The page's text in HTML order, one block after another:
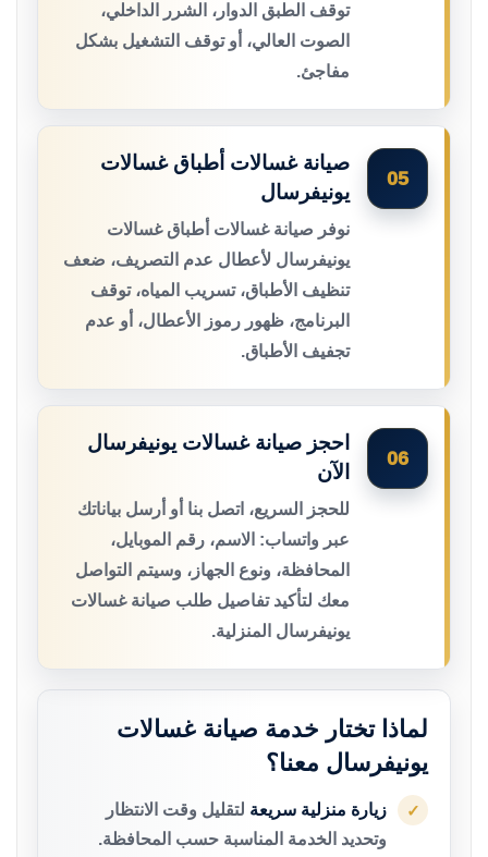
توقف الطبق الدوار، الشرر الداخلي،
الصوت العالي، أو توقف التشغيل بشكل
مفاجئ.
05
صيانة غسالات أطباق غسالات
يونيفرسال
نوفر صيانة غسالات أطباق غسالات
يونيفرسال لأعطال عدم التصريف، ضعف
تنظيف الأطباق، تسريب المياه، توقف
البرنامج، ظهور رموز الأعطال، أو عدم
تجفيف الأطباق.
06
احجز صيانة غسالات يونيفرسال
الآن
للحجز السريع، اتصل بنا أو أرسل بياناتك
عبر واتساب: الاسم، رقم الموبايل،
المحافظة، ونوع الجهاز، وسيتم التواصل
معك لتأكيد تفاصيل طلب صيانة غسالات
يونيفرسال المنزلية.
لماذا تختار خدمة صيانة غسالات
يونيفرسال معنا؟
✓ زيارة منزلية سريعة لتقليل وقت الانتظار
وتحديد الخدمة المناسبة حسب المحافظة.